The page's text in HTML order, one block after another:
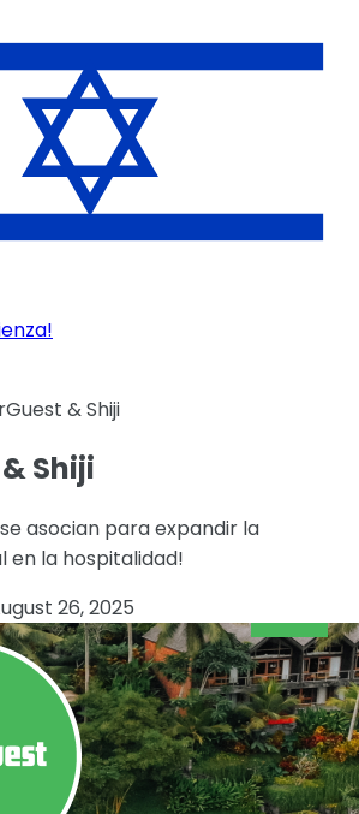
& Shiji
Shiji
asocian para expandir la
en la hospitalidad!
26, 2025